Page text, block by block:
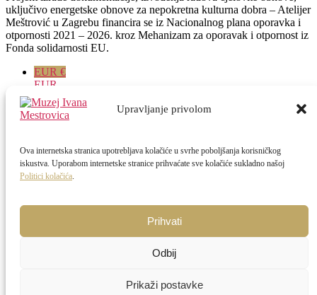
Upravljanje privolom
Ova internetska stranica upotrebljava kolačiće u svrhe poboljšanja korisničkog
iskustva. Uporabom internetske stranice prihvaćate sve kolačiće sukladno našoj
Politici kolačića.
Prihvati
Odbij
Prikaži postavke
uključivo energetske obnove za nepokretna kulturna dobra – Atelijer
Meštrović u Zagrebu financira se iz Nacionalnog plana oporavka i
otpornosti 2021 – 2026. kroz Mehanizam za oporavak i otpornost iz
Fonda solidarnosti EU.
EUR €
EUR
Open toolbar
Accessibility Tools
High Contrast